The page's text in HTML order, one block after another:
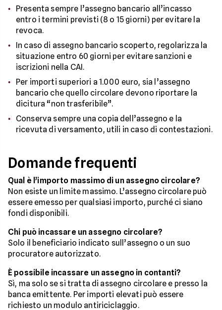
Presenta sempre l’assegno bancario all’incasso
entro i termini previsti (8 o 15 giorni) per evitare la
revoca.
In caso di assegno bancario scoperto, regolarizza la
situazione entro 60 giorni per evitare sanzioni e
iscrizioni nella CAI.
Per importi superiori a 1.000 euro, sia l’assegno
bancario che quello circolare devono riportare la
dicitura “non trasferibile”.
Conserva sempre una copia dell’assegno e la
ricevuta di versamento, utili in caso di contestazioni.
Domande frequenti
Qual è l’importo massimo di un assegno circolare?
Non esiste un limite massimo. L’assegno circolare può
essere emesso per qualsiasi importo, purché ci siano
fondi disponibili.
Chi può incassare un assegno circolare?
Solo il beneficiario indicato sull’assegno o un suo
procuratore autorizzato.
È possibile incassare un assegno in contanti?
Sì, ma solo se si tratta di assegno circolare e presso la
banca emittente. Per importi elevati può essere
richiesto un modulo antiriciclaggio.